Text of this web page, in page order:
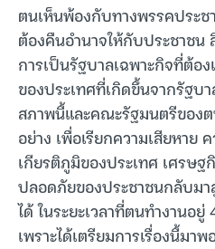
ตนเห็นพ้องกับทางพรรคประช
ต้องคืนอำนาจให้กับประชาชน
การเป็นรัฐบาลเฉพาะกิจที่ต้อง
ของประเทศที่เกิดขึ้นจากรัฐบ
สภาพนี้และคณะรัฐมนตรีของ
อย่าง เพื่อเรียกความเสียหาย
เกียรติภูมิของประเทศ เศรษ
ปลอดภัยของประชาชนกลับมา
ได้ ในระยะเวลาที่ตนทำงานอ
เพราะได้เตรียมการเรื่องนี้มา